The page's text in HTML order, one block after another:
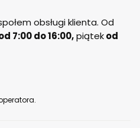
obsługi klienta. Od
7:00 do 16:00,piątekod